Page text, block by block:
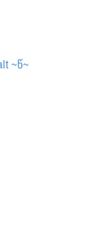
~წ~